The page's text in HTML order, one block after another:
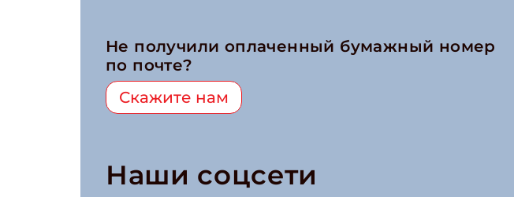
Не получили оплаченный бумажный номер
по почте?
Скажите нам
Наши соцсети